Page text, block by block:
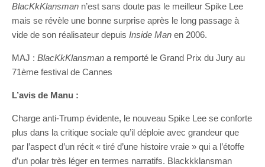
BlacKkKlansman n’est sans doute pas le meilleur Spike Lee
mais se révèle une bonne surprise après le long passage à
vide de son réalisateur depuis Inside Man en 2006.
MAJ : BlacKkKlansman a remporté le Grand Prix du Jury au
71ème festival de Cannes
L’avis de Manu :
Charge anti-Trump évidente, le nouveau Spike Lee se conforte
plus dans la critique sociale qu’il déploie avec grandeur que
par l’aspect d’un récit « tiré d’une histoire vraie » qui a l’étoffe
d’un polar très léger en termes narratifs. Blackkklansman